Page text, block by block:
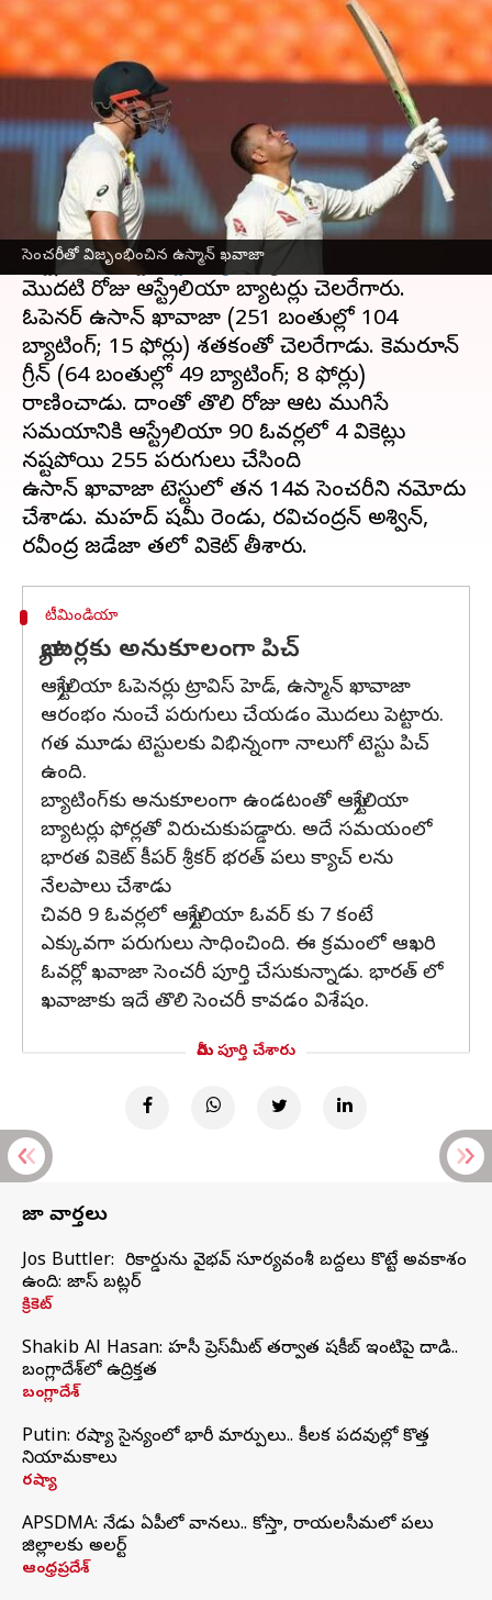
సెంచరీతో విజృంభించిన ఉస్మాన్ ఖవాజా
IND vs AUS : మొదటి రోజు సెంచరీతో
కదం తొక్కిన ఉస్మాన్ ఖావాజా
Jayachandra Akuri
ఈ వార్తాకథనం ఏంటి
అహ్మదాబాద్ వేదికగా జరుగుతున్ననాలుగో టెస్టు
లో
ఆస్ట్రేలియా అధిపత్యం ప్రదర్శించింది. టాస్ గెలిచిన
ఆస్ట్రేలియా కెప్టెన్స్టీవ్ స్మిత్బ్యాటింగ్ ఎంచుకున్నాడు.
మొదటి రోజు ఆస్ట్రేలియా బ్యాటర్లు చెలరేగారు.
ఓపెనర్ ఉస్మాన్ ఖావాజా (251 బంతుల్లో 104
బ్యాటింగ్; 15 ఫోర్లు) శతకంతో చెలరేగాడు. కెమరూన్
గ్రీన్ (64 బంతుల్లో 49 బ్యాటింగ్; 8 ఫోర్లు)
రాణించాడు. దాంతో తొలి రోజు ఆట ముగిసే
సమయానికి ఆస్ట్రేలియా 90 ఓవర్లలో 4 వికెట్లు
నష్టపోయి 255 పరుగులు చేసింది
ఉస్మాన్ ఖావాజా టెస్టులో తన 14వ సెంచరీని నమోదు
చేశాడు. మహ్మద్ షమీ రెండు, రవిచంద్రన్ అశ్విన్,
టీమిండియా
బ్యాటర్లకు అనుకూలంగా పిచ్
ఆస్ట్రేలియా ఓపెనర్లు ట్రావిస్ హెడ్, ఉస్మాన్ ఖావాజా
ఆరంభం నుంచే పరుగులు చేయడం మొదలు పెట్టారు.
గత మూడు టెస్టులకు విభిన్నంగా నాలుగో టెస్టు పిచ్
ఉంది.
బ్యాటింగ్‌కు అనుకూలంగా ఉండటంతో ఆస్ట్రేలియా
బ్యాటర్లు ఫోర్లతో విరుచుకుపడ్డారు. అదే సమయంలో
భారత వికెట్ కీపర్ శ్రీకర్ భరత్ పలు క్యాచ్ లను
నేలపాలు చేశాడు
చివరి 9 ఓవర్లలో ఆస్ట్రేలియా ఓవర్ కు 7 కంటే
ఎక్కువగా పరుగులు సాధించింది. ఈ క్రమంలో ఆఖరి
ఓవర్లో ఖవాజా సెంచరీ పూర్తి చేసుకున్నాడు. భారత్ లో
ఖవాజాకు ఇదే తొలి సెంచరీ కావడం విశేషం.
మీరు పూర్తి చేశారు
తాజా వార్తలు
Jos Buttler: నా రికార్డును వైభవ్ సూర్యవంశీ బద్దలు కొట్టే అవకాశం
ఉంది: జాస్ బట్లర్
క్రికెట్
Shakib Al Hasan: హసీనా ప్రెస్‌మీట్‌ తర్వాత షకీబ్‌ ఇంటిపై దాడి..
బంగ్లాదేశ్‌లో ఉద్రిక్తత
బంగ్లాదేశ్
Putin: రష్యా సైన్యంలో భారీ మార్పులు.. కీలక పదవుల్లో కొత్త
నియామకాలు
రష్యా
APSDMA: నేడు ఏపీలో వానలు.. కోస్తా, రాయలసీమలో పలు
జిల్లాలకు అలర్ట్
ఆంధ్రప్రదేశ్